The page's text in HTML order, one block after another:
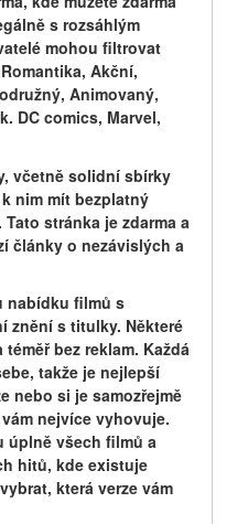
s rozsáhlým
mohou filtrovat
Akční,
Animovaný,
DC comics, Marvel,
včetně solidní sbírky
nim mít bezplatný
stránka je zdarma a
články o nezávislých a
nabídku filmů s
znění s titulky. Některé
bez reklam. Každá
takže je nejlepší
nebo si je samozřejmě
nejvíce vyhovuje.
úplně všech filmů a
hitů, kde existuje
která verze vám